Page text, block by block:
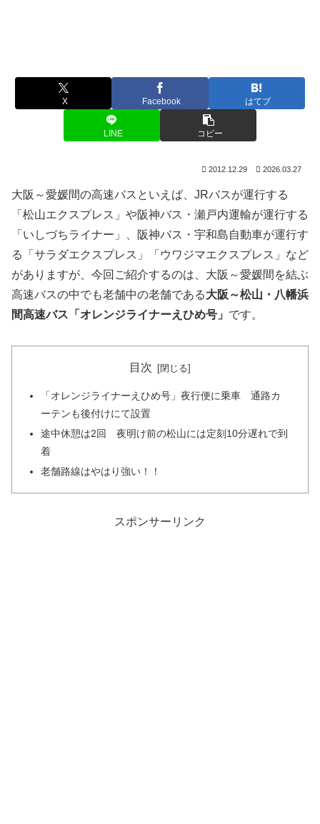
X Facebook はてブ
LINE コピー
2012.12.29 2026.03.27
大阪～愛媛間の高速バスといえば、JRバスが運行する
「松山エクスプレス」や阪神バス・瀬戸内運輸が運行する
「いしづちライナー」、阪神バス・宇和島自動車が運行す
る「サラダエクスプレス」「ウワジマエクスプレス」など
がありますが、今回ご紹介するのは、大阪～愛媛間を結ぶ
高速バスの中でも老舗中の老舗である大阪～松山・八幡浜
間高速バス「オレンジライナーえひめ号」 です。
目次
「オレンジライナーえひめ号」夜行便に乗車 通路カ
ーテンも後付けにて設置
途中休憩は2回 夜明け前の松山には定刻10分遅れで到
着
老舗路線はやはり強い！！
スポンサーリンク